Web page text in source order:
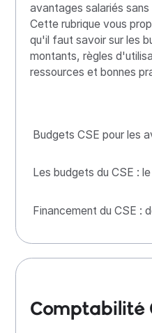
avantages salariés
Cette rubrique vous
qu'il faut savoir sur les
montants, règles
ressources et bonnes
Budgets CSE pour les
Les budgets du CSE :
Financement du CSE :
Comptabilité